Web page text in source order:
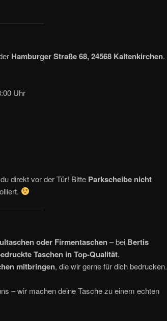
Hamburger Straße 68, 24568 Kaltenkirchen.
Uhr
direkt vor der Tür! Bitte Parkscheibe nicht
oder Firmentaschen– bei Bertis
Taschen in Top-Qualität.
mitbringen, die wir gerne für dich bedrucken.
– wir machen deine Tasche zu einem echten